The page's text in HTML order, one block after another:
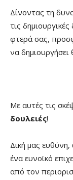
Δίνοντας τη
τις
φτερά σας,
να δημιουργήσει
Με αυτές τις
δουλειές!
Δική μας
ένα ευνοϊκό
από τον